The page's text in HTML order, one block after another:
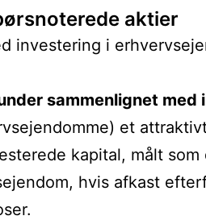
aktier
investering i
sammenlignet
et
kapital, målt
hvis afkast